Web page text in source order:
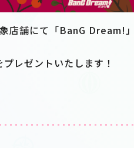
店舗にて「BanG Dream!
レゼントいたします！